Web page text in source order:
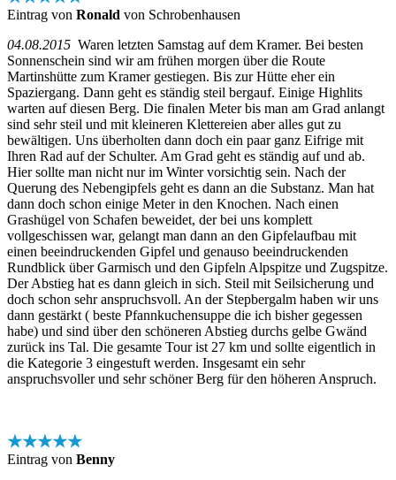
Eintrag von Ronald von Schrobenhausen
04.08.2015 Waren letzten Samstag auf dem Kramer. Bei besten
Sonnenschein sind wir am frühen morgen über die Route
Martinshütte zum Kramer gestiegen. Bis zur Hütte eher ein
Spaziergang. Dann geht es ständig steil bergauf. Einige Highlits
warten auf diesen Berg. Die finalen Meter bis man am Grad anlangt
sind sehr steil und mit kleineren Klettereien aber alles gut zu
bewältigen. Uns überholten dann doch ein paar ganz Eifrige mit
Ihren Rad auf der Schulter. Am Grad geht es ständig auf und ab.
Hier sollte man nicht nur im Winter vorsichtig sein. Nach der
Querung des Nebengipfels geht es dann an die Substanz. Man hat
dann doch schon einige Meter in den Knochen. Nach einen
Grashügel von Schafen beweidet, der bei uns komplett
vollgeschissen war, gelangt man dann an den Gipfelaufbau mit
einen beeindruckenden Gipfel und genauso beeindruckenden
Rundblick über Garmisch und den Gipfeln Alpspitze und Zugspitze.
Der Abstieg hat es dann gleich in sich. Steil mit Seilsicherung und
doch schon sehr anspruchsvoll. An der Stepbergalm haben wir uns
dann gestärkt ( beste Pfannkuchensuppe die ich bisher gegessen
habe) und sind über den schöneren Abstieg durchs gelbe Gwänd
zurück ins Tal. Die gesamte Tour ist 27 km und sollte eigentlich in
die Kategorie 3 eingestuft werden. Insgesamt ein sehr
anspruchsvoller und sehr schöner Berg für den höheren Anspruch.
★★★★★
Eintrag von Benny